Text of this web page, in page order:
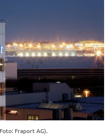
Fraport AG).